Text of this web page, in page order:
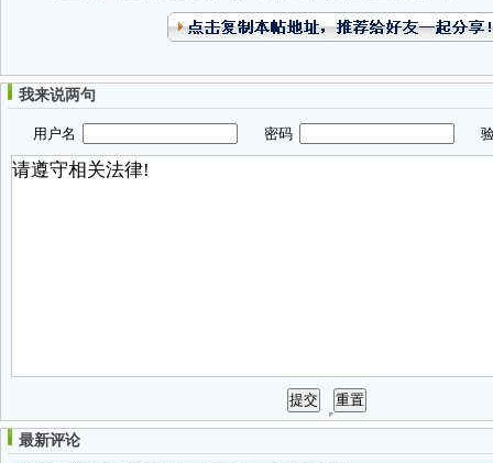
我来说两句
用户名 密码 验
最新评论